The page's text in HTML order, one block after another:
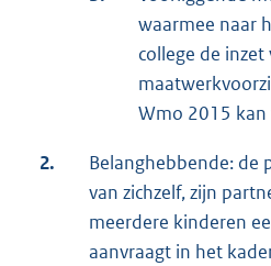
waarmee naar
college de inzet
Wmo 2015
2.
Belanghebbende: de
van zichzelf, zijn
meerdere kinderen
aanvraagt in het